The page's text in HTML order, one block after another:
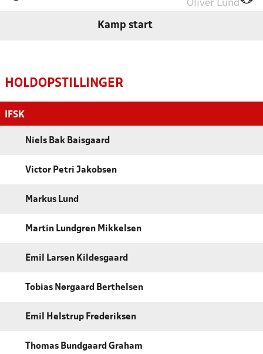
Oliver Lund
Kamp start
HOLDOPSTILLINGER
IFSK
Niels Bak Baisgaard
Victor Petri Jakobsen
Markus Lund
Martin Lundgren Mikkelsen
Emil Larsen Kildesgaard
Tobias Nørgaard Berthelsen
Emil Helstrup Frederiksen
Thomas Bundgaard Graham